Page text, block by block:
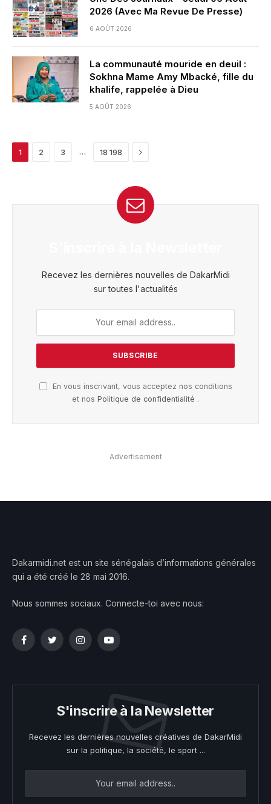
2026 (Avec Ma Revue De Presse)
6 AOÛT 2026
La communauté mouride en deuil :
Sokhna Mame Amy Mbacké, fille du
khalife, rappelée à Dieu
5 AOÛT 2026
1 2 3 … 18 198 Next
Recevez les dernières nouvelles de DakarMidi
sur toutes l'actualités
En vous inscrivant, vous acceptez nos conditions
et nos Politique de confidentialité .
Advertisement
Dakarmidi.net est un site sénégalais d’informations générales
qui a été créé le 28 mai 2016.
Nous sommes sociaux. Connecte-toi avec nous:
FacebookTwitterInstagramYouTube
S'inscrire à la Newsletter
Recevez les dernières nouvelles créatives de DakarMidi
sur la politique, la société, le sport ...